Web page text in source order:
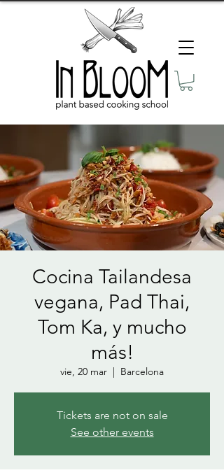
Cocina Tailandesa
vegana, Pad Thai,
Tom Ka, y mucho
más!
vie, 20 mar
  |
Barcelona
Tickets are not on sale
See other events